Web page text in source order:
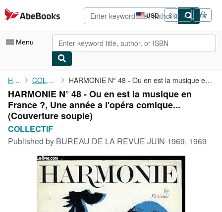
Skip to main content
AbeBooks.com USD
Site
shopping
preferences
Sign in
Menu
My Account
My Purchases
Advanced Search
Browse Collections
Art & Collectibles
Textbooks
Home COLLECTIF HARMONIE N° 48 - Ou en est la musique en France ?, Une année a ...
HARMONIE N° 48 - Ou en est la musique en
France ?, Une année a l'opéra comique...
(Couverture souple)
COLLECTIF
Published by BUREAU DE LA REVUE JUIN 1969, 1969